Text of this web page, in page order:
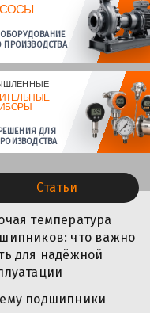
ПРОИЗВОДСТВА
ДЛЯ
Статьи
температура
что важно
для надёжной
подшипники